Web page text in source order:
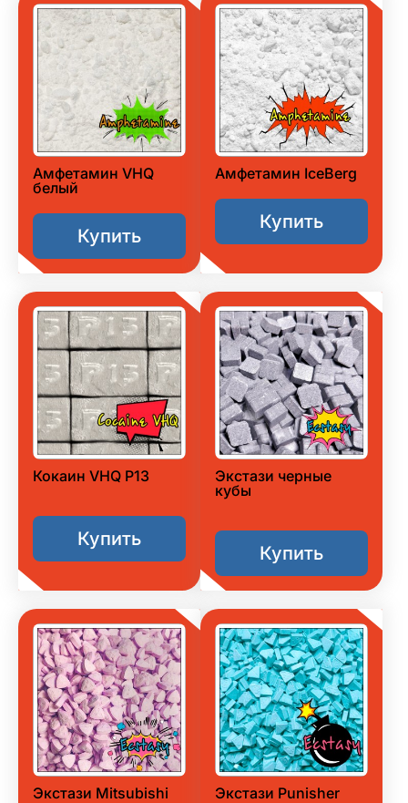
Амфетамин VHQ
белый
Купить
Амфетамин IceBerg
Купить
Кокаин VHQ P13
Купить
Экстази черные
кубы
Купить
Экстази Mitsubishi Экстази Punisher